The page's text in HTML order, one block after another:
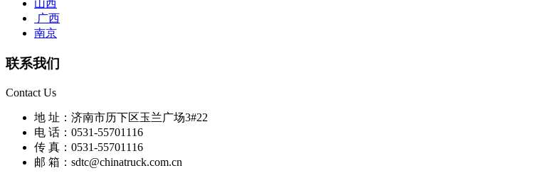
山西
广西
南京
联系我们
Contact Us
地 址：济南市历下区玉兰广场3#22
电 话：0531-55701116
传 真：0531-55701116
邮 箱：sdtc@chinatruck.com.cn